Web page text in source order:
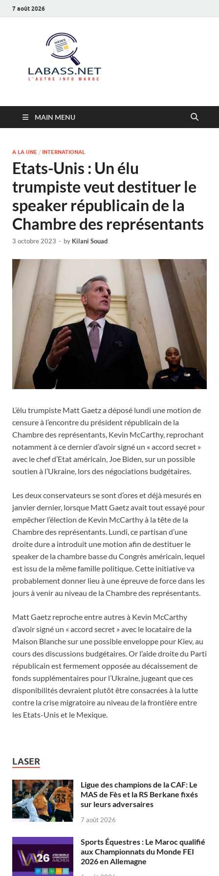
7 août 2026
MAIN MENU
A LA UNE / INTERNATIONAL
Etats-Unis : Un élu
trumpiste veut destituer le
speaker républicain de la
Chambre des représentants
3 octobre 2023 - by Kilani Souad
L’élu trumpiste Matt Gaetz a déposé lundi une motion de
censure à l’encontre du président républicain de la
Chambre des représentants, Kevin McCarthy, reprochant
notamment à ce dernier d’avoir signé un « accord secret »
avec le chef d’Etat américain, Joe Biden, sur un possible
soutien à l’Ukraine, lors des négociations budgétaires.
Les deux conservateurs se sont d’ores et déjà mesurés en
janvier dernier, lorsque Matt Gaetz avait tout essayé pour
empêcher l’élection de Kevin McCarthy à la tête de la
Chambre des représentants. Lundi, ce partisan d’une
droite dure a introduit une motion afin de destituer le
speaker de la chambre basse du Congrès américain, lequel
est issu de la même famille politique. Cette initiative va
probablement donner lieu à une épreuve de force dans les
jours à venir au niveau de la Chambre des représentants.
Matt Gaetz reproche entre autres à Kevin McCarthy
d’avoir signé un « accord secret » avec le locataire de la
Maison Blanche sur une possible enveloppe pour Kiev, au
cours des discussions budgétaires. Or l’aide droite du Parti
républicain est fermement opposée au décaissement de
fonds supplémentaires pour l’Ukraine, jugeant que ces
disponibilités devraient plutôt être consacrées à la lutte
contre la crise migratoire au niveau de la frontière entre
les Etats-Unis et le Mexique.
LASER
Ligue des champions de la CAF: Le
MAS de Fès et la RS Berkane fixés
sur leurs adversaires
7 août 2026
Sports Équestres : Le Maroc qualifié
aux Championnats du Monde FEI
2026 en Allemagne